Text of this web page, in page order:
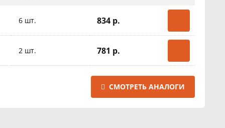
6 шт. 834 р.
2 шт. 781 р.
СМОТРЕТЬ АНАЛОГИ